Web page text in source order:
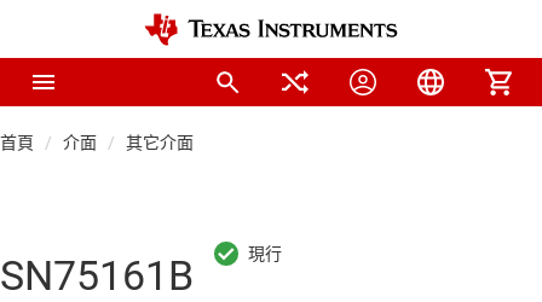
首頁 介面 其它介面
SN75161B